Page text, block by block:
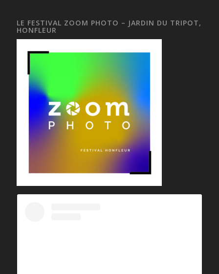
LE FESTIVAL ZOOM PHOTO – JARDIN DU TRIPOT,
HONFLEUR